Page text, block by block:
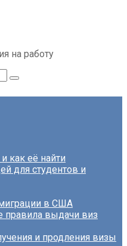
на работу
как её найти
для студентов и
в США
выдачи виз
и продления визы